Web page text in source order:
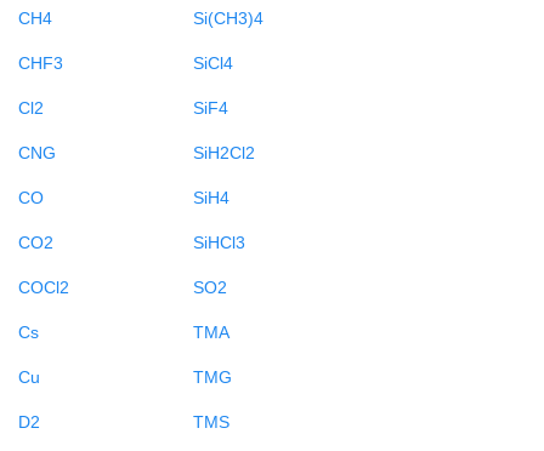
CH4
CHF3
Cl2
CNG
CO
CO2
COCl2
Cs
Cu
D2
Si(CH3)4
SiCl4
SiF4
SiH2Cl2
SiH4
SiHCl3
SO2
TMA
TMG
TMS